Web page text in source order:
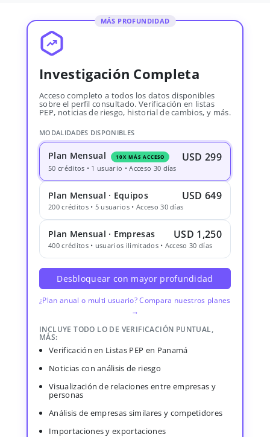
MÁS PROFUNDIDAD
Investigación Completa
Acceso completo a todos los datos disponibles
sobre el perfil consultado. Verificación en listas
PEP, noticias de riesgo, historial de cambios, y más.
MODALIDADES DISPONIBLES
Plan Mensual 10X MÁS ACCESO USD 299
50 créditos • 1 usuario • Acceso 30 días
Plan Mensual · Equipos USD 649
200 créditos • 5 usuarios • Acceso 30 días
Plan Mensual · Empresas USD 1,250
400 créditos • usuarios ilimitados • Acceso 30 días
Desbloquear con mayor profundidad
¿Plan anual o multi usuario? Compara nuestros planes
→
INCLUYE TODO LO DE VERIFICACIÓN PUNTUAL,
MÁS:
Verificación en Listas PEP en Panamá
Noticias con análisis de riesgo
Visualización de relaciones entre empresas y
personas
Análisis de empresas similares y competidores
Importaciones y exportaciones